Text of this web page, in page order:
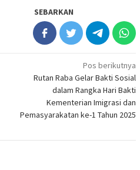
SEBARKAN
Pos berikutnya
Rutan Raba Gelar Bakti Sosial
dalam Rangka Hari Bakti
Kementerian Imigrasi dan
Pemasyarakatan ke-1 Tahun 2025